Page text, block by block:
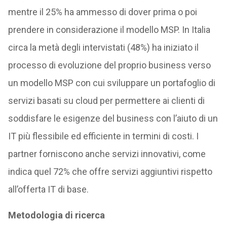
mentre il 25% ha ammesso di dover prima o poi
prendere in considerazione il modello MSP. In Italia
circa la metà degli intervistati (48%) ha iniziato il
processo di evoluzione del proprio business verso
un modello MSP con cui sviluppare un portafoglio di
servizi basati su cloud per permettere ai clienti di
soddisfare le esigenze del business con l’aiuto di un
IT più flessibile ed efficiente in termini di costi. I
partner forniscono anche servizi innovativi, come
indica quel 72% che offre servizi aggiuntivi rispetto
all’offerta IT di base.
Metodologia di ricerca